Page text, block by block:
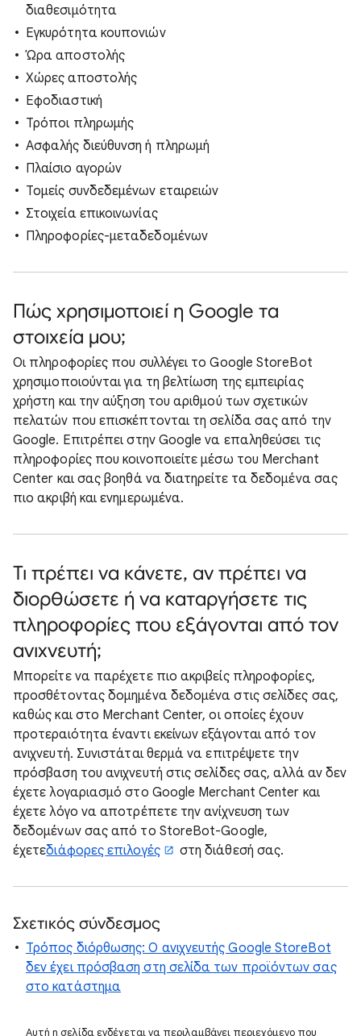
διαθεσιμότητα
Εγκυρότητα κουπονιών
Ώρα αποστολής
Χώρες αποστολής
Εφοδιαστική
Τρόποι πληρωμής
Ασφαλής διεύθυνση ή πληρωμή
Πλαίσιο αγορών
Τομείς συνδεδεμένων εταιρειών
Στοιχεία επικοινωνίας
Πληροφορίες-μεταδεδομένων
Πώς χρησιμοποιεί η Google τα
στοιχεία μου;
Οι πληροφορίες που συλλέγει το Google StoreBot
χρησιμοποιούνται για τη βελτίωση της εμπειρίας
χρήστη και την αύξηση του αριθμού των σχετικών
πελατών που επισκέπτονται τη σελίδα σας από την
Google. Επιτρέπει στην Google να επαληθεύσει τις
πληροφορίες που κοινοποιείτε μέσω του Merchant
Center και σας βοηθά να διατηρείτε τα δεδομένα σας
πιο ακριβή και ενημερωμένα.
Τι πρέπει να κάνετε, αν πρέπει να
διορθώσετε ή να καταργήσετε τις
πληροφορίες που εξάγονται από τον
ανιχνευτή;
Μπορείτε να παρέχετε πιο ακριβείς πληροφορίες,
προσθέτοντας δομημένα δεδομένα στις σελίδες σας,
καθώς και στο Merchant Center, οι οποίες έχουν
προτεραιότητα έναντι εκείνων εξάγονται από τον
ανιχνευτή. Συνιστάται θερμά να επιτρέψετε την
πρόσβαση του ανιχνευτή στις σελίδες σας, αλλά αν δεν
έχετε λογαριασμό στο Google Merchant Center και
έχετε λόγο να αποτρέπετε την ανίχνευση των
δεδομένων σας από το StoreBot-Google,
έχετεδιάφορες επιλογές στη διάθεσή σας.
Σχετικός σύνδεσμος
Τρόπος διόρθωσης: Ο ανιχνευτής Google StoreBot
δεν έχει πρόσβαση στη σελίδα των προϊόντων σας
στο κατάστημα
Αυτή η σελίδα ενδέχεται να περιλαμβάνει περιεχόμενο που